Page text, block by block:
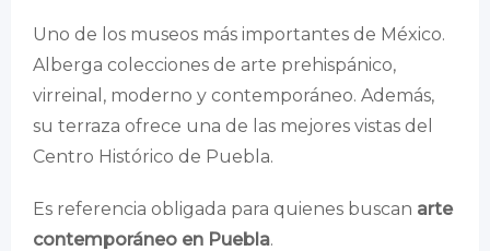
Uno de los museos más importantes de México.
Alberga colecciones de arte prehispánico,
virreinal, moderno y contemporáneo. Además,
su terraza ofrece una de las mejores vistas del
Centro Histórico de Puebla.
Es referencia obligada para quienes buscan arte
contemporáneo en Puebla.